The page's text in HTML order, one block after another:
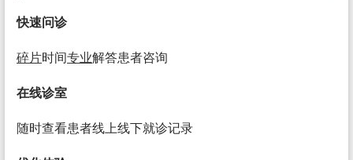
快速问诊
碎片时间专业解答患者咨询
在线诊室
随时查看患者线上线下就诊记录